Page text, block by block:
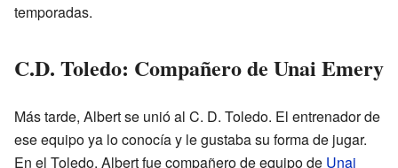
temporadas.
C.D. Toledo: Compañero de Unai Emery
Más tarde, Albert se unió al C. D. Toledo. El entrenador de
ese equipo ya lo conocía y le gustaba su forma de jugar.
En el Toledo, Albert fue compañero de equipo de Unai